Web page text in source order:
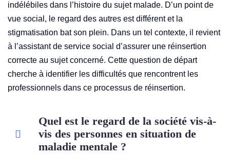
indélébiles dans l’histoire du sujet malade. D’un point de
vue social, le regard des autres est différent et la
stigmatisation bat son plein. Dans un tel contexte, il revient
à l’assistant de service social d’assurer une réinsertion
correcte au sujet concerné. Cette question de départ
cherche à identifier les difficultés que rencontrent les
professionnels dans ce processus de réinsertion.
Quel est le regard de la société vis-à-
vis des personnes en situation de
maladie mentale ?